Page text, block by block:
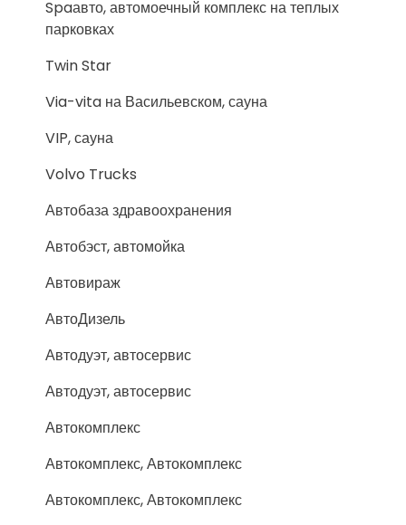
Spaавто, автомоечный комплекс на теплых
парковках
Twin Star
Via-vita на Васильевском, сауна
VIP, сауна
Volvo Trucks
Автобаза здравоохранения
Автобэст, автомойка
Автовираж
АвтоДизель
Автодуэт, автосервис
Автодуэт, автосервис
Автокомплекс
Автокомплекс, Автокомплекс
Автокомплекс, Автокомплекс